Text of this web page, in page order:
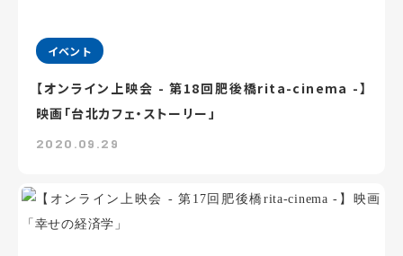
イベント
【オンライン上映会 - 第18回肥後橋rita-cinema -】
映画「台北カフェ・ストーリー」
2020.09.29